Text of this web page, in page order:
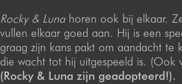
Rocky & Lunahoren ook bij elkaar.
vullen elkaar goed aan. Hij is een
graag zijn kans pakt om aandacht te
die wacht tot hij uitgespeeld is. (Ook
(Rocky & Luna zijn geadopteerd!).